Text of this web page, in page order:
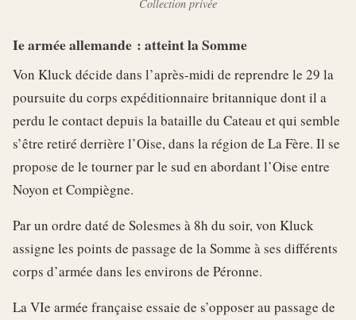
Collection privée
Ie armée allemande : atteint la Somme
Von Kluck décide dans l’après-midi de reprendre le 29 la
poursuite du corps expéditionnaire britannique dont il a
perdu le contact depuis la bataille du Cateau et qui semble
s’être retiré derrière l’Oise, dans la région de La Fère. Il se
propose de le tourner par le sud en abordant l’Oise entre
Noyon et Compiègne.
Par un ordre daté de Solesmes à 8h du soir, von Kluck
assigne les points de passage de la Somme à ses différents
corps d’armée dans les environs de Péronne.
La VIe armée française essaie de s’opposer au passage de